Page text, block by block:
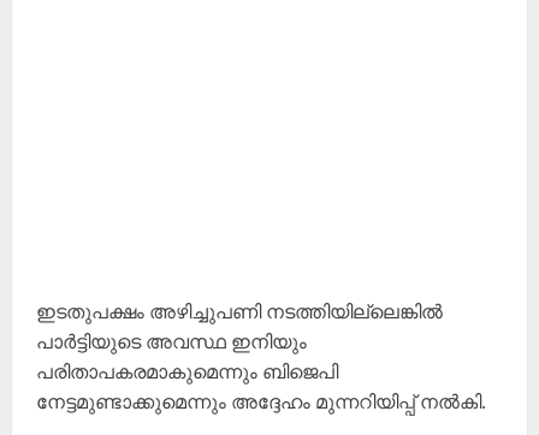
ഇടതുപക്ഷം അഴിച്ചുപണി നടത്തിയില്ലെങ്കിൽ
പാർട്ടിയുടെ അവസ്ഥ ഇനിയും
പരിതാപകരമാകുമെന്നും ബിജെപി
നേട്ടമുണ്ടാക്കുമെന്നും അദ്ദേഹം മുന്നറിയിപ്പ് നൽകി.